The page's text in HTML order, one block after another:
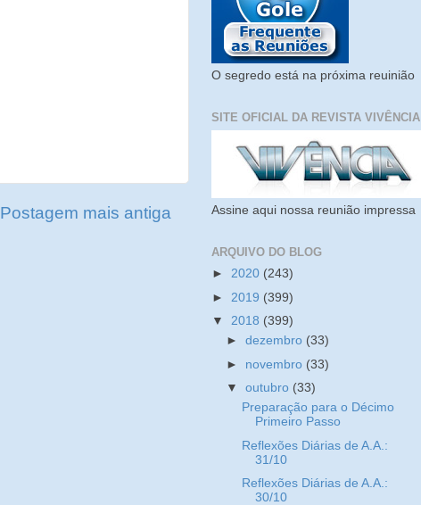
Postagem mais antiga
O segredo está na próxima reuinião
SITE OFICIAL DA REVISTA VIVÊNCIA
Assine aqui nossa reunião impressa
ARQUIVO DO BLOG
► 2020 (243)
► 2019 (399)
▼ 2018 (399)
►dezembro (33)
► novembro (33)
▼outubro (33)
Preparação para o Décimo
Primeiro Passo
Reflexões Diárias de A.A.:
31/10
Reflexões Diárias de A.A.:
30/10